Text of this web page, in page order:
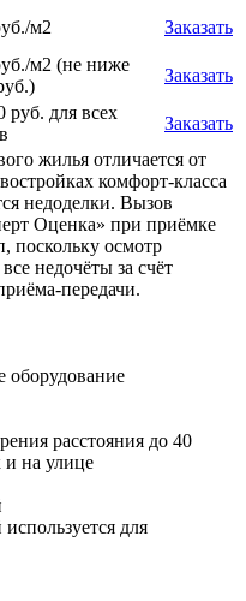
м2
Заказать
м2 (не ниже
Заказать
руб. для всех
Заказать
жилья отличается от
комфорт-класса
недоделки. Вызов
Оценка» при приёмке
поскольку осмотр
недочёты за счёт
передачи.
оборудование
расстояния до 40
и на улице
для